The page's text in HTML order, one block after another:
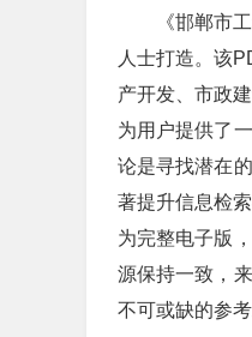
《邯郸市
人士打造。该
产开发、市政
为用户提供了
论是寻找潜在
著提升信息检
为完整电子版
源保持一致，
不可或缺的参